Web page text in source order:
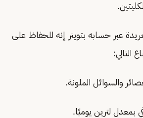
عبر حسابه بتويتر إنه للحفاظ على
التالي: